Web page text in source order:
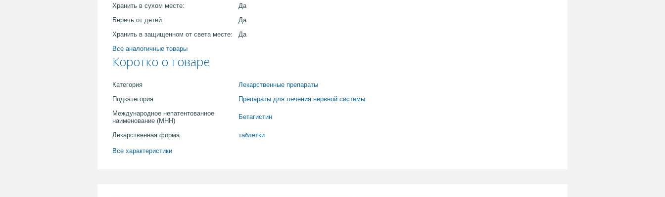
Хранить в сухом месте:
Да
Беречь от детей:
Да
Хранить в защищенном от света месте:
Да
Все аналогичные товары
Коротко о товаре
Категория
Лекарственные препараты
Подкатегория
Препараты для лечения нервной системы
Международное непатентованное
наименование (МНН)
Бетагистин
Лекарственная форма таблетки
Все характеристики